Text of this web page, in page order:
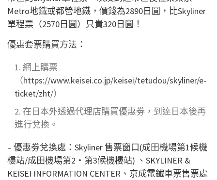
Metro地鐵或都營地鐵，價錢為2890日圓，比Skyliner
單程票（2570日圓）只貴320日圓！
優惠套票購買方法 ：
網上購票
（https://www.keisei.co.jp/keisei/tetudou/skyliner/e-
ticket/zht/）
在日本外透過代理店購買優惠劵，到達日本後再
進行兌換。
– 優惠劵兌換處：Skyliner 售票窗口(成田機場第1候機
樓站/成田機場第2・第3候機樓站) 、SKYLINER &
KEISEI INFORMATION CENTER、京成電鐵車票售票處